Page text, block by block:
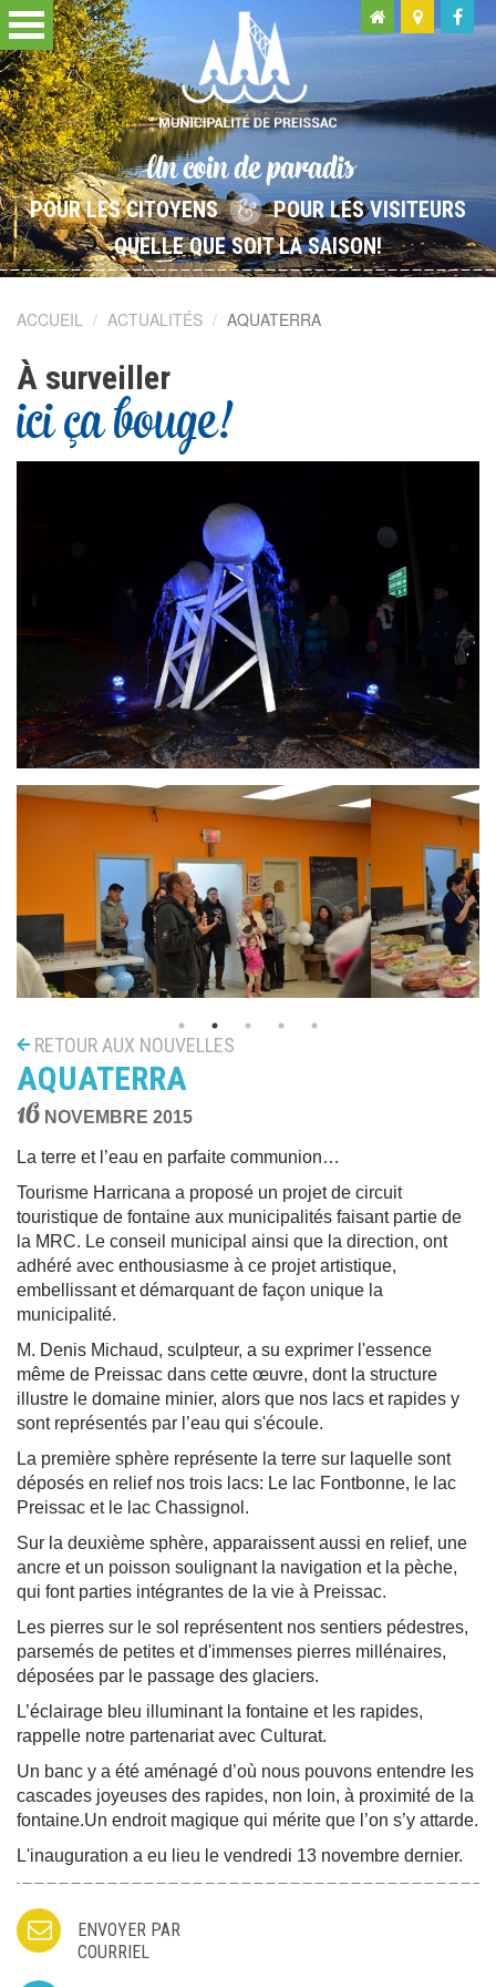
Un coin de paradis
POUR LES CITOYENS
POUR LES VISITEURS
QUELLE QUE SOIT LA SAISON!
ACCUEIL ACTUALITÉS AQUATERRA
À surveiller
ici ça bouge!
RETOUR AUX NOUVELLES
AQUATERRA
16 NOVEMBRE 2015
La terre et l’eau en parfaite communion…
Tourisme Harricana a proposé un projet de circuit
touristique de fontaine aux municipalités faisant partie de
la MRC. Le conseil municipal ainsi que la direction, ont
adhéré avec enthousiasme à ce projet artistique,
embellissant et démarquant de façon unique la
municipalité.
M. Denis Michaud, sculpteur, a su exprimer l'essence
même de Preissac dans cette œuvre, dont la structure
illustre le domaine minier, alors que nos lacs et rapides y
sont représentés par l’eau qui s'écoule.
La première sphère représente la terre sur laquelle sont
déposés en relief nos trois lacs: Le lac Fontbonne, le lac
Preissac et le lac Chassignol.
Sur la deuxième sphère, apparaissent aussi en relief, une
ancre et un poisson soulignant la navigation et la pèche,
qui font parties intégrantes de la vie à Preissac.
Les pierres sur le sol représentent nos sentiers pédestres,
parsemés de petites et d'immenses pierres millénaires,
déposées par le passage des glaciers.
L’éclairage bleu illuminant la fontaine et les rapides,
rappelle notre partenariat avec Culturat.
Un banc y a été aménagé d’où nous pouvons entendre les
cascades joyeuses des rapides, non loin, à proximité de la
fontaine.Un endroit magique qui mérite que l’on s’y attarde.
L'inauguration a eu lieu le vendredi 13 novembre dernier.
ENVOYER PAR
COURRIEL